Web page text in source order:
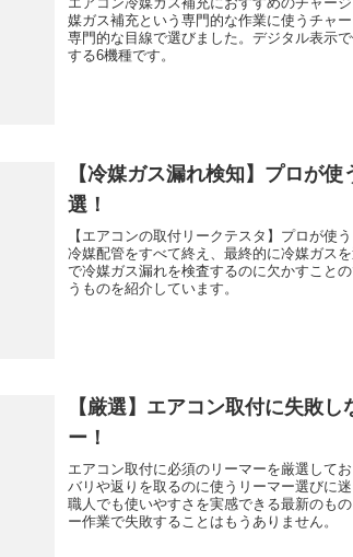
媒ガス補充という専門的な作業に使うチャ
専門的な目線で選びました。デジタル表示
する6機種です。
【冷媒ガス漏れ検知】プロが
選！
【エアコンの取付リークテスタ】プロが使
冷媒配管をすべて終え、最終的に冷媒ガス
で冷媒ガス漏れを検査するのに欠かすこと
うものを紹介しています。
【厳選】エアコン取付に失敗
ー！
エアコン取付に必須のリーマーを厳選して
バリや返りを取るのに使うリーマー選びに
職人でも使いやすさを実感できる最新のも
ー作業で失敗することはもうありません。